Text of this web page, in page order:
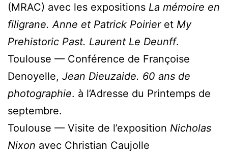
(MRAC) avec les expositions La mémoire en
filigrane. Anne et Patrick Poirier et My
Prehistoric Past. Laurent Le Deunff.
Toulouse — Conférence de Françoise
Denoyelle, Jean Dieuzaide. 60 ans de
photographie. à l’Adresse du Printemps de
septembre.
Toulouse — Visite de l’exposition Nicholas
Nixon avec Christian Caujolle